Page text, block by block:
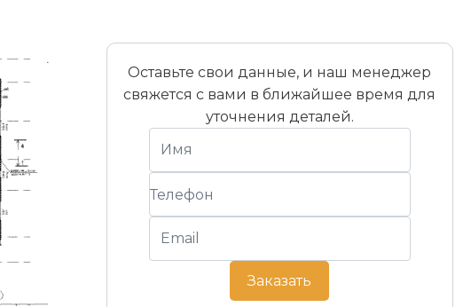
Оставьте свои данные, и наш менеджер
свяжется с вами в ближайшее время для
уточнения деталей.
Заказать